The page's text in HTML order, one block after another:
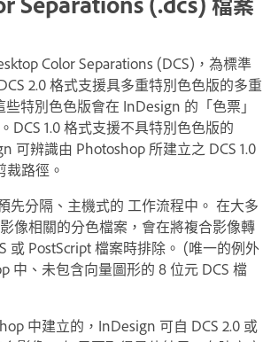
Color Separations (DCS)，為標準
2.0 格式支援具多重特別色色版的多重
特別色色版會在 InDesign 的「色票」
DCS 1.0 格式支援不具特別色色版的
可辨識由 Photoshop 所建立之 DCS 1.0
裁路徑。
先分隔、主機式的 工作流程中。 在大多
像相關的分色檔案，會在將複合影像轉
或 PostScript 檔案時排除。 (唯一的例外
中、未包含向量圖形的 8 位元 DCS 檔
中建立的，InDesign 可自 DCS 2.0 或